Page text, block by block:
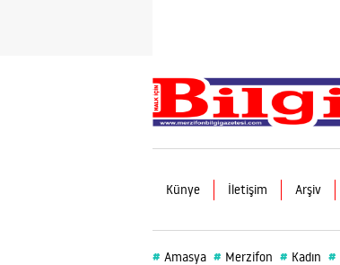
Künye İletişim Arşiv
# Amasya # Merzifon # Kadın #